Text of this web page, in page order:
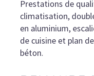
Prestations de
climatisation,
en aluminium,
de cuisine et plan
béton.